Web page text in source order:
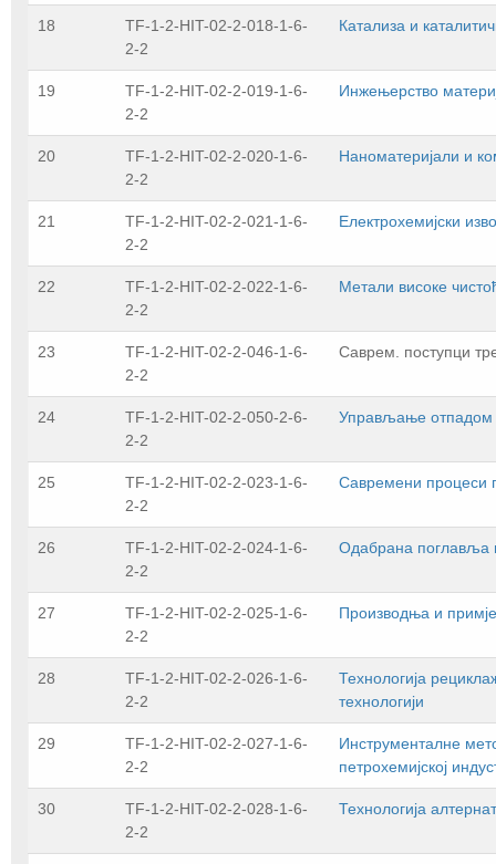
18
TF-1-2-HIT-02-2-018-1-6-
2-2
Катализа и
19
TF-1-2-HIT-02-2-019-1-6-
2-2
Инжењерство
20
TF-1-2-HIT-02-2-020-1-6-
2-2
Наноматеријали и
21
TF-1-2-HIT-02-2-021-1-6-
2-2
Електрохемијски
22
TF-1-2-HIT-02-2-022-1-6-
2-2
Метали високе
23
TF-1-2-HIT-02-2-046-1-6-
2-2
Саврем. поступци
24
TF-1-2-HIT-02-2-050-2-6-
2-2
Управљање отпадом
25
TF-1-2-HIT-02-2-023-1-6-
2-2
Савремени процеси
26
TF-1-2-HIT-02-2-024-1-6-
2-2
Одабрана поглавља
27
TF-1-2-HIT-02-2-025-1-6-
2-2
Производња и
28
TF-1-2-HIT-02-2-026-1-6-
2-2
Технологија
технологији
29
TF-1-2-HIT-02-2-027-1-6-
2-2
Инструменталне
петрохемијској
30
TF-1-2-HIT-02-2-028-1-6-
2-2
Технологија